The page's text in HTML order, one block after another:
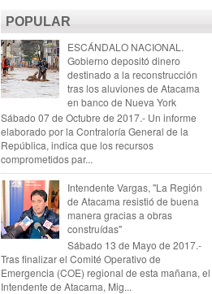
POPULAR
ESCÁNDALO NACIONAL.
Gobierno depositó dinero
destinado a la reconstrucción
tras los aluviones de Atacama
en banco de Nueva York
Sábado 07 de Octubre de 2017.- Un informe
elaborado por la Contraloría General de la
República, indica que los recursos
comprometidos par...
Intendente Vargas, "La Región
de Atacama resistió de buena
manera gracias a obras
construídas"
Sábado 13 de Mayo de 2017.-
Tras finalizar el Comité Operativo de
Emergencia (COE) regional de esta mañana, el
Intendente de Atacama, Mig...